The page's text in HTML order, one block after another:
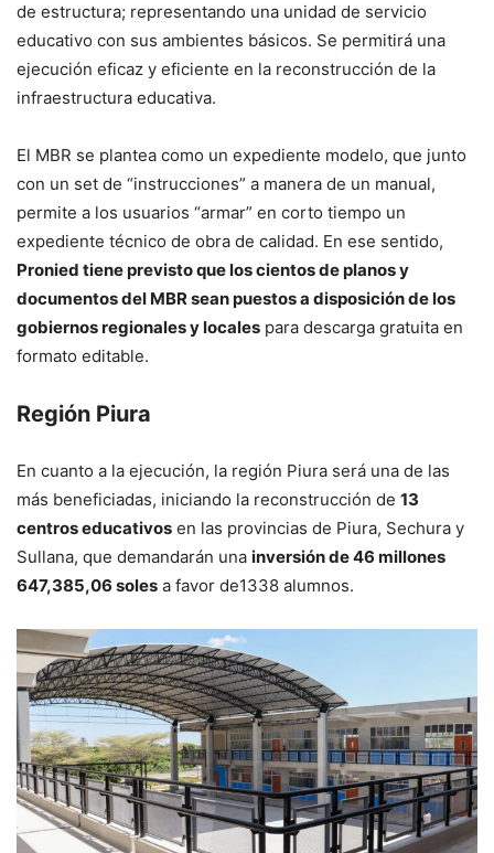
de estructura; representando una unidad de servicio
educativo con sus ambientes básicos. Se permitirá una
ejecución eficaz y eficiente en la reconstrucción de la
infraestructura educativa.
El MBR se plantea como un expediente modelo, que junto
con un set de “instrucciones” a manera de un manual,
permite a los usuarios “armar” en corto tiempo un
expediente técnico de obra de calidad. En ese sentido,
Pronied tiene previsto que los cientos de planos y
documentos del MBR sean puestos a disposición de los
gobiernos regionales y locales para descarga gratuita en
formato editable.
Región Piura
En cuanto a la ejecución, la región Piura será una de las
más beneficiadas, iniciando la reconstrucción de 13
centros educativos en las provincias de Piura, Sechura y
Sullana, que demandarán una inversión de 46 millones
647,385,06 soles a favor de1338 alumnos.